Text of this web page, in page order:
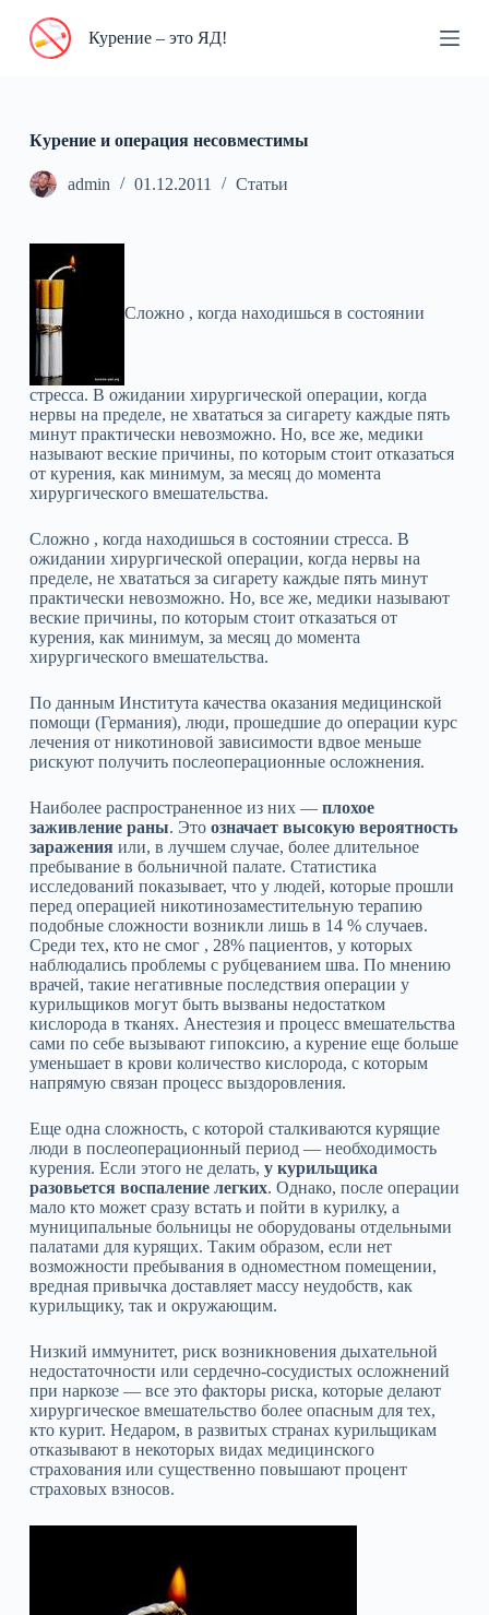
П
и
Курение – это ЯД!
Курение и операция несовместимы
admin 01.12.2011 Статьи
Сложно , когда находишься в состоянии
стресса. В ожидании хирургической операции, когда
нервы на пределе, не хвататься за сигарету каждые пять
минут практически невозможно. Но, все же, медики
называют веские причины, по которым стоит отказаться
от курения, как минимум, за месяц до момента
хирургического вмешательства.
Сложно , когда находишься в состоянии стресса. В
ожидании хирургической операции, когда нервы на
пределе, не хвататься за сигарету каждые пять минут
практически невозможно. Но, все же, медики называют
веские причины, по которым стоит отказаться от
курения, как минимум, за месяц до момента
хирургического вмешательства.
По данным Института качества оказания медицинской
помощи (Германия), люди, прошедшие до операции курс
лечения от никотиновой зависимости вдвое меньше
рискуют получить послеоперационные осложнения.
Наиболее распространенное из них — плохое
заживление раны. Это означает высокую вероятность
зараженияили, в лучшем случае, более длительное
пребывание в больничной палате. Статистика
исследований показывает, что у людей, которые прошли
перед операцией никотинозаместительную терапию
подобные сложности возникли лишь в 14 % случаев.
Среди тех, кто не смог , 28% пациентов, у которых
наблюдались проблемы с рубцеванием шва. По мнению
врачей, такие негативные последствия операции у
курильщиков могут быть вызваны недостатком
кислорода в тканях. Анестезия и процесс вмешательства
сами по себе вызывают гипоксию, а курение еще больше
уменьшает в крови количество кислорода, с которым
напрямую связан процесс выздоровления.
Еще одна сложность, с которой сталкиваются курящие
люди в послеоперационный период — необходимость
курения. Если этого не делать, у курильщика
разовьется воспаление легких. Однако, после операции
мало кто может сразу встать и пойти в курилку, а
муниципальные больницы не оборудованы отдельными
палатами для курящих. Таким образом, если нет
возможности пребывания в одноместном помещении,
вредная привычка доставляет массу неудобств, как
курильщику, так и окружающим.
Низкий иммунитет, риск возникновения дыхательной
недостаточности или сердечно-сосудистых осложнений
при наркозе — все это факторы риска, которые делают
хирургическое вмешательство более опасным для тех,
кто курит. Недаром, в развитых странах курильщикам
отказывают в некоторых видах медицинского
страхования или существенно повышают процент
страховых взносов.